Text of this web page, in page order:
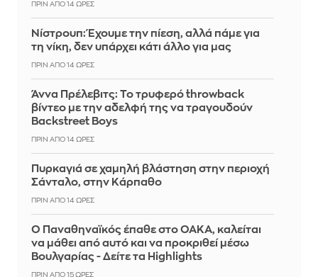
ΠΡΙΝ ΑΠΌ 14 ΏΡΕΣ
Νίστρουπ: Έχουμε την πίεση, αλλά πάμε για
τη νίκη, δεν υπάρχει κάτι άλλο για μας
ΠΡΙΝ ΑΠΌ 14 ΏΡΕΣ
Άννα Πρέλεβιτς: Το τρυφερό throwback
βίντεο με την αδελφή της να τραγουδούν
Backstreet Boys
ΠΡΙΝ ΑΠΌ 14 ΏΡΕΣ
Πυρκαγιά σε χαμηλή βλάστηση στην περιοχή
Σάνταλο, στην Κάρπαθο
ΠΡΙΝ ΑΠΌ 14 ΏΡΕΣ
Ο Παναθηναϊκός έπαθε στο ΟΑΚΑ, καλείται
να μάθει από αυτό και να προκριθεί μέσω
Βουλγαρίας - Δείτε τα Highlights
ΠΡΙΝ ΑΠΌ 15 ΏΡΕΣ